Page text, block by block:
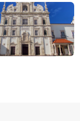
À boire